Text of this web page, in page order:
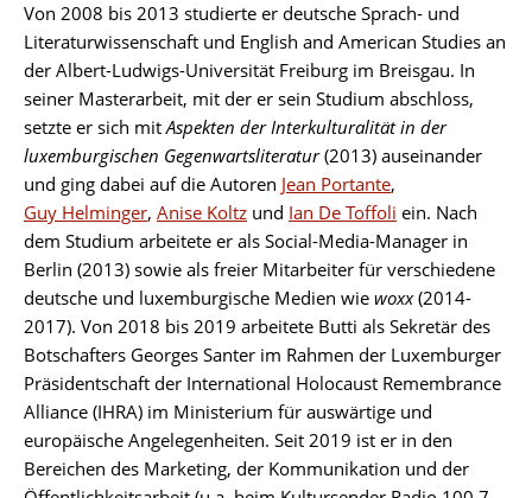
Von 2008 bis 2013 studierte er deutsche Sprach- und
Literaturwissenschaft und English and American Studies an
der Albert-Ludwigs-Universität Freiburg im Breisgau. In
seiner Masterarbeit, mit der er sein Studium abschloss,
setzte er sich mitAspekten der Interkulturalität in der
luxemburgischen Gegenwartsliteratur(2013) auseinander
und ging dabei auf die Autoren Jean Portante,
Guy Helminger, Anise Koltz und Ian De Toffoli ein. Nach
dem Studium arbeitete er als Social-Media-Manager in
Berlin (2013) sowie als freier Mitarbeiter für verschiedene
deutsche und luxemburgische Medien wie woxx(2014-
2017). Von 2018 bis 2019 arbeitete Butti als Sekretär des
Botschafters Georges Santer im Rahmen der Luxemburger
Präsidentschaft der International Holocaust Remembrance
Alliance (IHRA) im Ministerium für auswärtige und
europäische Angelegenheiten. Seit 2019 ist er in den
Bereichen des Marketing, der Kommunikation und der